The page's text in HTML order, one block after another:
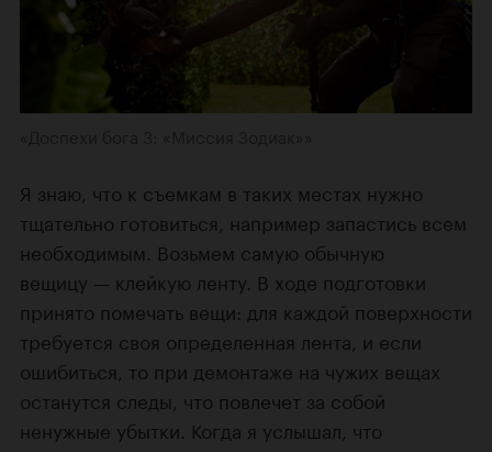
Я знаю, что к съемкам в таких местах нужно
тщательно готовиться, например запастись всем
необходимым. Возьмем самую обычную
вещицу — клейкую ленту. В ходе подготовки
принято помечать вещи: для каждой поверхности
требуется своя определенная лента, и если
ошибиться, то при демонтаже на чужих вещах
останутся следы, что повлечет за собой
ненужные убытки. Когда я услышал, что